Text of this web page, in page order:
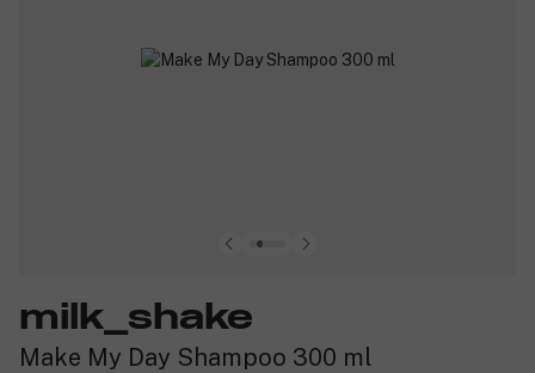
milk_shake
Make My Day Shampoo 300 ml